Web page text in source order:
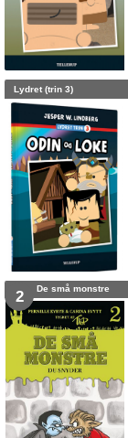
Lydret (trin 3)
2 De små monstre